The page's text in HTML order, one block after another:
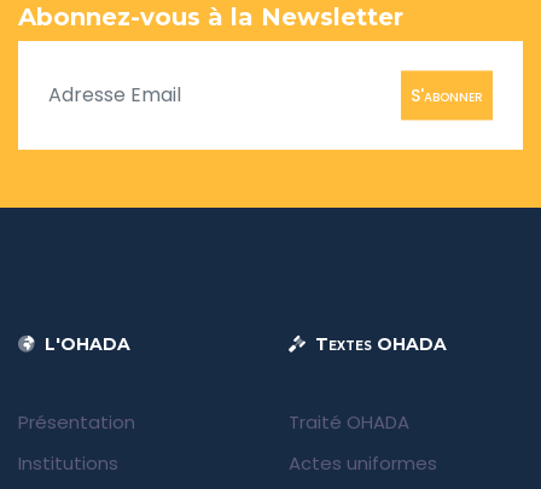
Abonnez-vous à la Newsletter
S'abonner
L'OHADA
Présentation
Institutions
Textes OHADA
Traité OHADA
Actes uniformes